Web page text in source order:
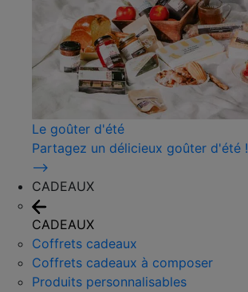
Le goûter d'été
Partagez un délicieux goûter d'été !
⟶
CADEAUX
CADEAUX
Coffrets cadeaux
Coffrets cadeaux à composer
Produits personnalisables